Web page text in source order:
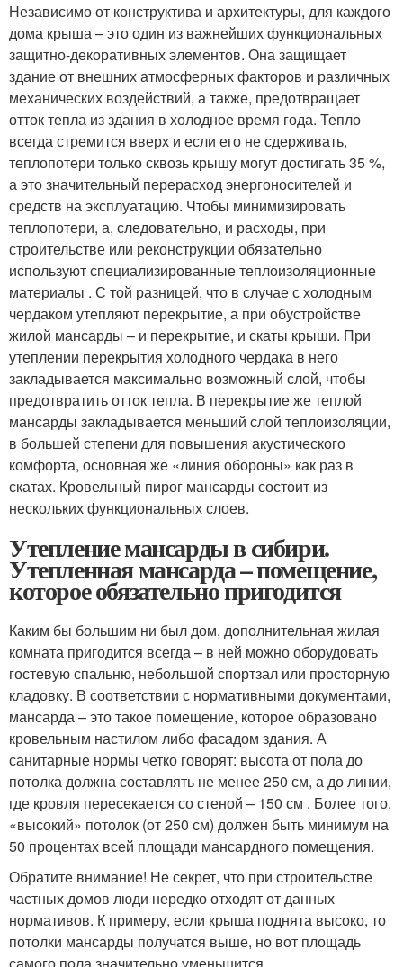
Независимо от конструктива и архитектуры, для каждого
дома крыша – это один из важнейших функциональных
защитно-декоративных элементов. Она защищает
здание от внешних атмосферных факторов и различных
механических воздействий, а также, предотвращает
отток тепла из здания в холодное время года. Тепло
всегда стремится вверх и если его не сдерживать,
теплопотери только сквозь крышу могут достигать 35 %,
а это значительный перерасход энергоносителей и
средств на эксплуатацию. Чтобы минимизировать
теплопотери, а, следовательно, и расходы, при
строительстве или реконструкции обязательно
используют специализированные теплоизоляционные
материалы . С той разницей, что в случае с холодным
чердаком утепляют перекрытие, а при обустройстве
жилой мансарды – и перекрытие, и скаты крыши. При
утеплении перекрытия холодного чердака в него
закладывается максимально возможный слой, чтобы
предотвратить отток тепла. В перекрытие же теплой
мансарды закладывается меньший слой теплоизоляции,
в большей степени для повышения акустического
комфорта, основная же «линия обороны» как раз в
скатах. Кровельный пирог мансарды состоит из
нескольких функциональных слоев.
Утепление мансарды в сибири.
Утепленная мансарда – помещение,
которое обязательно пригодится
Каким бы большим ни был дом, дополнительная жилая
комната пригодится всегда – в ней можно оборудовать
гостевую спальню, небольшой спортзал или просторную
кладовку. В соответствии с нормативными документами,
мансарда – это такое помещение, которое образовано
кровельным настилом либо фасадом здания. А
санитарные нормы четко говорят: высота от пола до
потолка должна составлять не менее 250 см, а до линии,
где кровля пересекается со стеной – 150 см . Более того,
«высокий» потолок (от 250 см) должен быть минимум на
50 процентах всей площади мансардного помещения.
Обратите внимание! Не секрет, что при строительстве
частных домов люди нередко отходят от данных
нормативов. К примеру, если крыша поднята высоко, то
потолки мансарды получатся выше, но вот площадь